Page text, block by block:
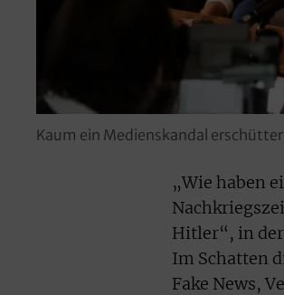
Kaum ein Medienskandal
„Wie haben
Hitler“, in
Im Schatten
Fake News,